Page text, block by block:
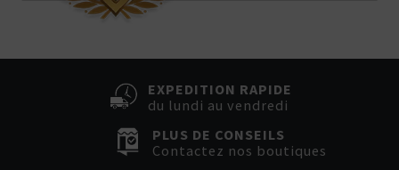
EXPEDITION RAPIDE
du lundi au vendredi
PLUS DE CONSEILS
Contactez nos boutiques